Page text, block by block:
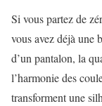
Si vous partez de
vous avez déjà une
d’un pantalon, la
l’harmonie des
transforment une